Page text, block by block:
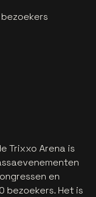
Trixxo Arena is
en
bezoekers. Het is